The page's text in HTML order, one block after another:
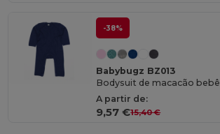
-38%
Babybugz BZ013
Bodysuit de macacão bebê
A partir de:
9,57 €15,40 €